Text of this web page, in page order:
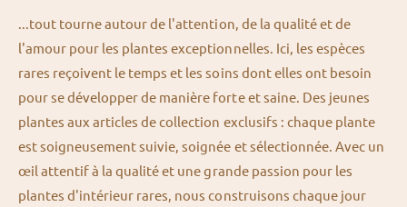
...tout tourne autour de l'attention, de la qualité et de
l'amour pour les plantes exceptionnelles. Ici, les espèces
rares reçoivent le temps et les soins dont elles ont besoin
pour se développer de manière forte et saine. Des jeunes
plantes aux articles de collection exclusifs : chaque plante
est soigneusement suivie, soignée et sélectionnée. Avec un
œil attentif à la qualité et une grande passion pour les
plantes d'intérieur rares, nous construisons chaque jour